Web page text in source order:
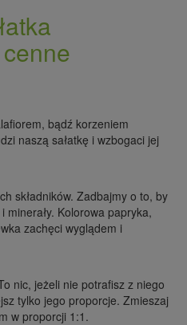
bądź korzeniem
naszą sałatkę i wzbogaci jej
składników. Zadbajmy o to, by
minerały. Kolorowa papryka,
zachęci wyglądem i
nic, jeżeli nie potrafisz z niego
tylko jego proporcje. Zmieszaj
w proporcji 1:1.